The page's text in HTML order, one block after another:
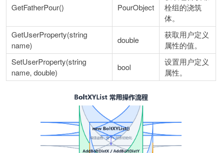
GetFatherPour() PourObject
栓组的浇筑
体。
GetUserProperty(string
name)
double
获取用户定义
属性的值。
SetUserProperty(string
name, double)
bool
设置用户定义
属性。